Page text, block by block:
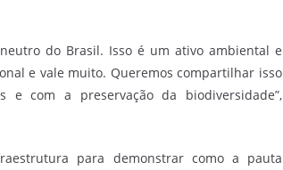
do Brasil. Isso é um ativo ambiental e
e vale muito. Queremos compartilhar isso
e com a preservação da biodiversidade”,
para demonstrar como a pauta